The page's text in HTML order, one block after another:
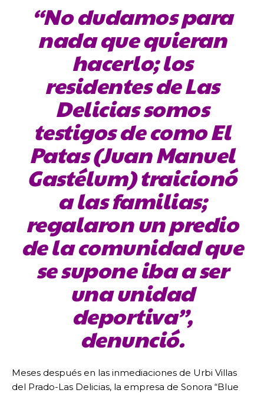
“No dudamos para
nada que quieran
hacerlo; los
residentes de Las
Delicias somos
testigos de como El
Patas (Juan Manuel
Gastélum) traicionó
a las familias;
regalaron un predio
de la comunidad que
se supone iba a ser
una unidad
deportiva”,
denunció.
Meses después en las inmediaciones de Urbi Villas
del Prado-Las Delicias, la empresa de Sonora “Blue